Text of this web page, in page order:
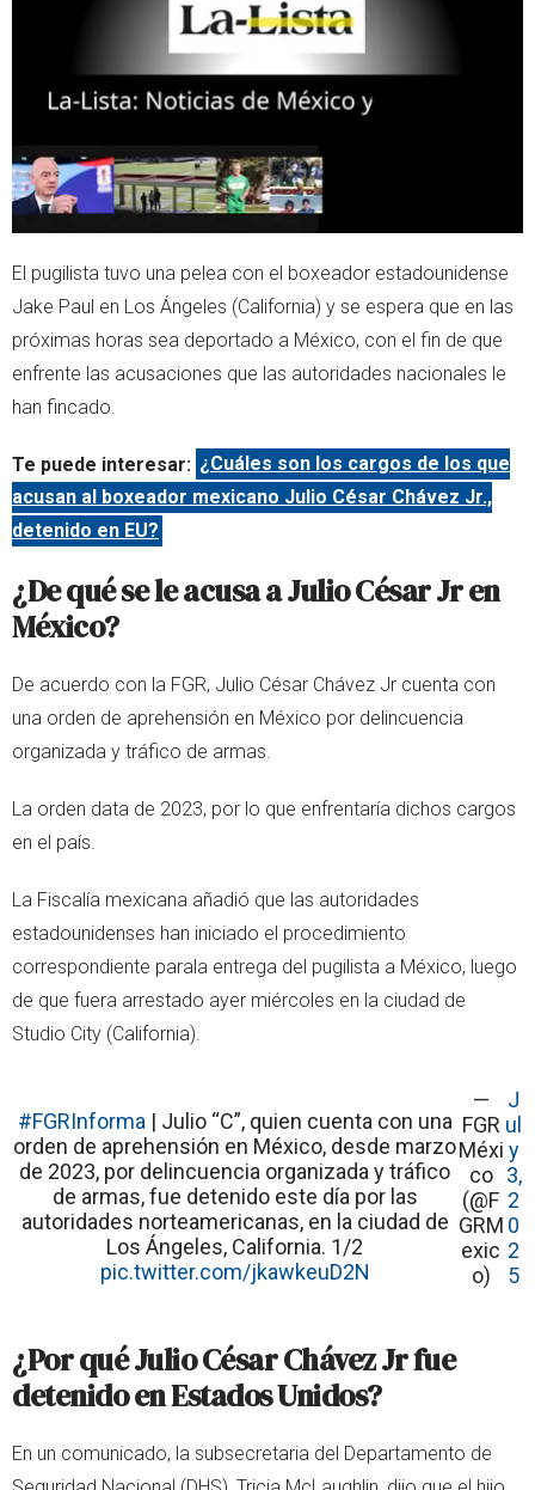
El pugilista tuvo una pelea con el boxeador estadounidense
Jake Paul en Los Ángeles (California) y se espera que en las
próximas horas sea deportado a México, con el fin de que
enfrente las acusaciones que las autoridades nacionales le
han fincado.
Te puede interesar: ¿Cuáles son los cargos de los que
acusan al boxeador mexicano Julio César Chávez Jr.,
detenido en EU?
¿De qué se le acusa a Julio César Jr en
México?
De acuerdo con la FGR, Julio César Chávez Jr cuenta con
una orden de aprehensión en México por delincuencia
organizada y tráfico de armas.
La orden data de 2023, por lo que enfrentaría dichos cargos
en el país.
La Fiscalía mexicana añadió que las autoridades
estadounidenses han iniciado el procedimiento
correspondiente parala entrega del pugilista a México, luego
de que fuera arrestado ayer miércoles en la ciudad de
Studio City (California).
#FGRInforma | Julio “C”, quien cuenta con una
orden de aprehensión en México, desde marzo
de 2023, por delincuencia organizada y tráfico
de armas, fue detenido este día por las
autoridades norteamericanas, en la ciudad de
Los Ángeles, California. 1/2
pic.twitter.com/jkawkeuD2N
—
FGR
Méxi
co
(@F
GRM
exic
o)
J
ul
y
3,
2
0
2
5
¿Por qué Julio César Chávez Jr fue
detenido en Estados Unidos?
En un comunicado, la subsecretaria del Departamento de